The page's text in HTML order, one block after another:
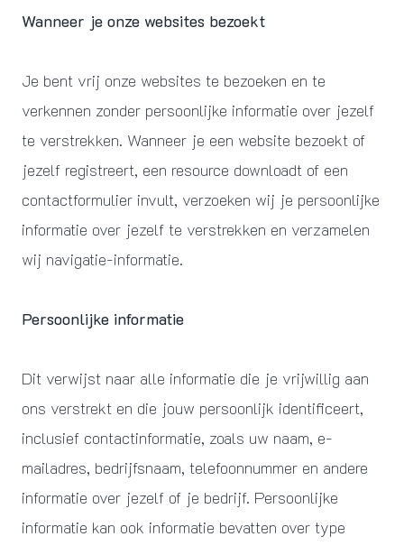
Wanneer je onze websites bezoekt
Je bent vrij onze websites te bezoeken en te
verkennen zonder persoonlijke informatie over jezelf
te verstrekken. Wanneer je een website bezoekt of
jezelf registreert, een resource downloadt of een
contactformulier invult, verzoeken wij je persoonlijke
informatie over jezelf te verstrekken en verzamelen
wij navigatie-informatie.
Persoonlijke informatie
Dit verwijst naar alle informatie die je vrijwillig aan
ons verstrekt en die jouw persoonlijk identificeert,
inclusief contactinformatie, zoals uw naam, e-
mailadres, bedrijfsnaam, telefoonnummer en andere
informatie over jezelf of je bedrijf. Persoonlijke
informatie kan ook informatie bevatten over type